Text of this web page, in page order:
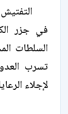
في جزر
السلطات
تسرب
لإجلاء